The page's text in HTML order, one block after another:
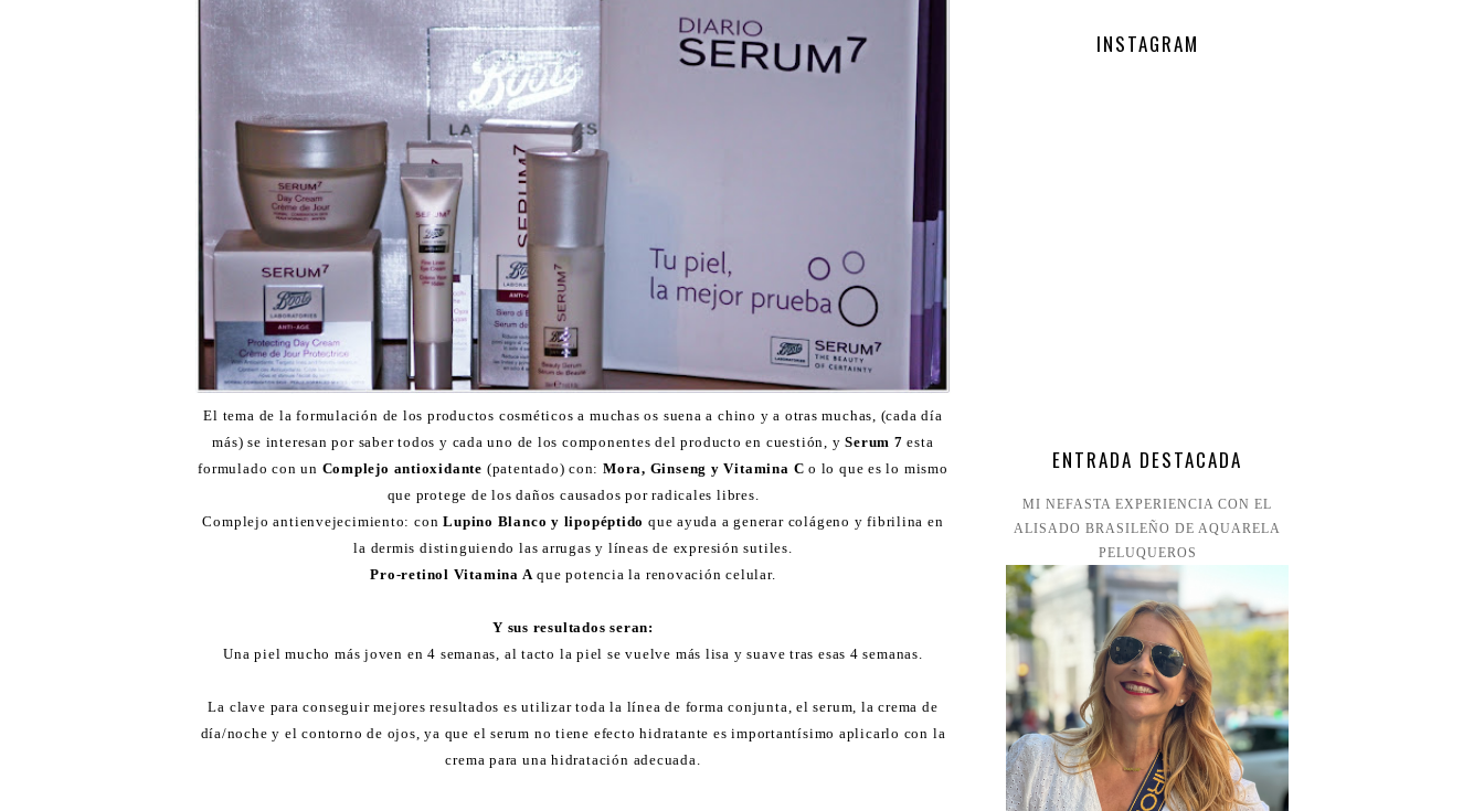
El tema de la formulación de los productos cosméticos a muchas os suena a chino y a otras muchas, (cada día
más) se interesan por saber todos y cada uno de los componentes del producto en cuestión, y Serum 7esta
formulado con un Complejo antioxidante (patentado) con:Mora, Ginseng y Vitamina C o lo que es lo mismo
que protege de los daños causados por radicales libres.
Complejo antienvejecimiento: conLupino Blanco y lipopéptidoque ayuda a generar colágeno y fibrilina en
la dermis distinguiendo las arrugas y líneas de expresión sutiles.
Pro-retinol Vitamina Aque potencia la renovación celular.
Y sus resultados seran:
Una piel mucho más joven en 4 semanas, al tacto la piel se vuelve más lisa y suave tras esas 4 semanas.
La clave para conseguir mejores resultados es utilizar toda la línea de forma conjunta, el serum, la crema de
día/noche y el contorno de ojos, ya que el serum no tiene efecto hidratante es importantísimo aplicarlo con la
crema para una hidratación adecuada.
INSTAGRAM
ENTRADA DESTACADA
MI NEFASTA EXPERIENCIA CON EL
ALISADO BRASILEÑO DE AQUARELA
PELUQUEROS